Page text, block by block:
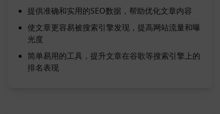
提供准确和实用的SEO数据，帮助优化文章内容
使文章更容易被搜索引擎发现，提高网站流量和曝
光度
简单易用的工具，提升文章在谷歌等搜索引擎上的
排名表现